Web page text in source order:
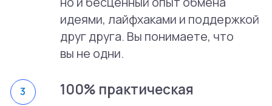
терапии, чтобы
Мы применяем
различные методы
помочь нашим
клиентам.